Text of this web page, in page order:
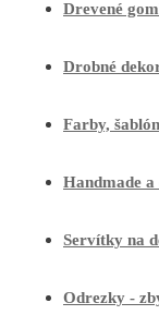
Drevené
Drobné
Farby,
Handmade
Servítky na
Odrezky -